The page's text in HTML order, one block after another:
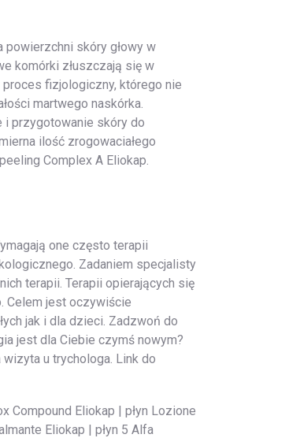
powierzchni skóry głowy w
komórki złuszczają się w
fizjologiczny, którego nie
martwego naskórka.
i przygotowanie skóry do
ilość zrogowaciałego
Complex A Eliokap.
one często terapii
Zadaniem specjalisty
terapii. Terapii opierających się
Celem jest oczywiście
jak i dla dzieci. Zadzwoń do
jest dla Ciebie czymś nowym?
u trychologa. Link do
Compound Eliokap | płyn Lozione
Eliokap | płyn 5 Alfa